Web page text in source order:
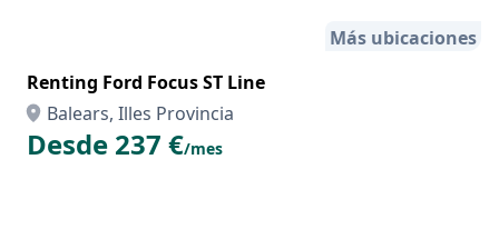
Más ubicaciones
Renting Ford Focus ST Line
Balears, Illes Provincia
Desde 237 €/mes